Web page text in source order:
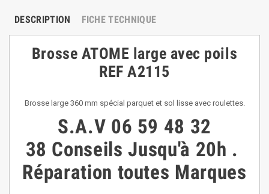
DESCRIPTION FICHE TECHNIQUE
Brosse ATOME large avec poils
REF A2115
Brosse large 360 mm spécial parquet et sol lisse avec roulettes.
S.A.V 06 59 48 32
38 ConseilsJusqu'à 20h .
Réparation toutes Marques